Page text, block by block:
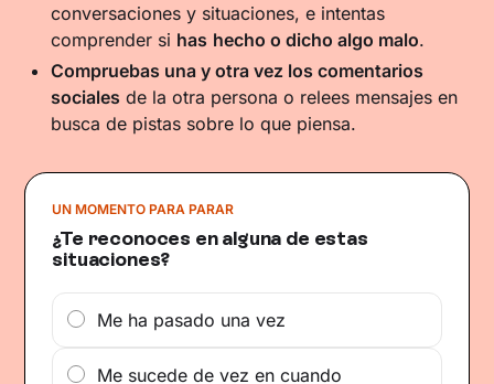
conversaciones y situaciones, e intentas
comprender si has hecho o dicho algo malo.
Compruebas una y otra vez los comentarios
sociales de la otra persona o relees mensajes en
busca de pistas sobre lo que piensa.
UN MOMENTO PARA PARAR
¿Te reconoces en alguna de estas
situaciones?
Me ha pasado una vez
Me sucede de vez en cuando